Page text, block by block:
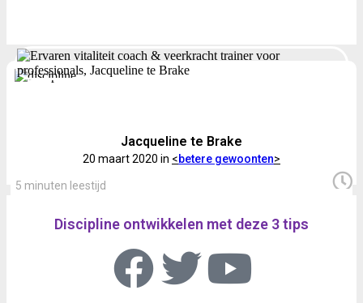
Jacqueline te Brake
20 maart 2020 in <betere gewoonten>
5 minuten leestijd
Discipline ontwikkelen met deze 3 tips